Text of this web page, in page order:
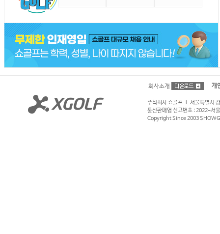
회사소개 개
주식회사 쇼골프 l 서울특별시
통신판매업 신고번호 : 2022-
Copyright Since 2003